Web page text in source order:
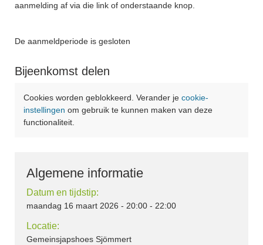
aanmelding af via die link of onderstaande knop.
De aanmeldperiode is gesloten
Bijeenkomst delen
Cookies worden geblokkeerd. Verander je cookie-
instellingen om gebruik te kunnen maken van deze
functionaliteit.
Algemene informatie
Datum en tijdstip:
maandag 16 maart 2026 - 20:00 - 22:00
Locatie:
Gemeinsjapshoes Sjömmert